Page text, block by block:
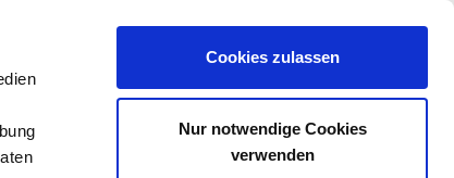
Cookies zulassen
Nur notwendige Cookies
verwenden